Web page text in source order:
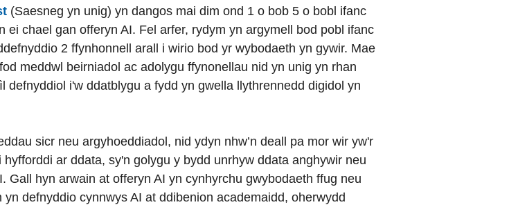
(Saesneg yn unig) yn dangos mai dim ond 1 o bob 5 o bobl ifanc
chael gan offeryn AI. Fel arfer, rydym yn argymell bod pobl ifanc
2 ffynhonnell arall i wirio bod yr wybodaeth yn gywir. Mae
meddwl beirniadol ac adolygu ffynonellau nid yn unig yn rhan
i'w ddatblygu a fydd yn gwella llythrennedd digidol yn
sicr neu argyhoeddiadol, nid ydyn nhw’n deall pa mor wir yw'r
ar ddata, sy'n golygu y bydd unrhyw ddata anghywir neu
Gall hyn arwain at offeryn AI yn cynhyrchu gwybodaeth ffug neu
defnyddio cynnwys AI at ddibenion academaidd, oherwydd